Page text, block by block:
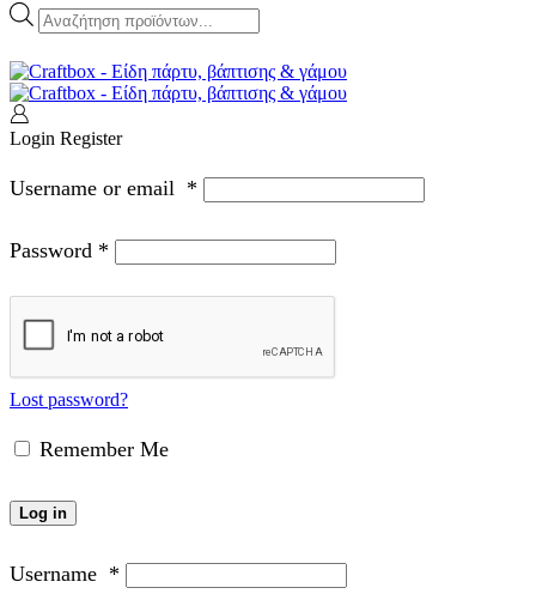
Products
search
Login Register
Username or email *
Password *
Lost password?
Remember Me
Log in
Username *